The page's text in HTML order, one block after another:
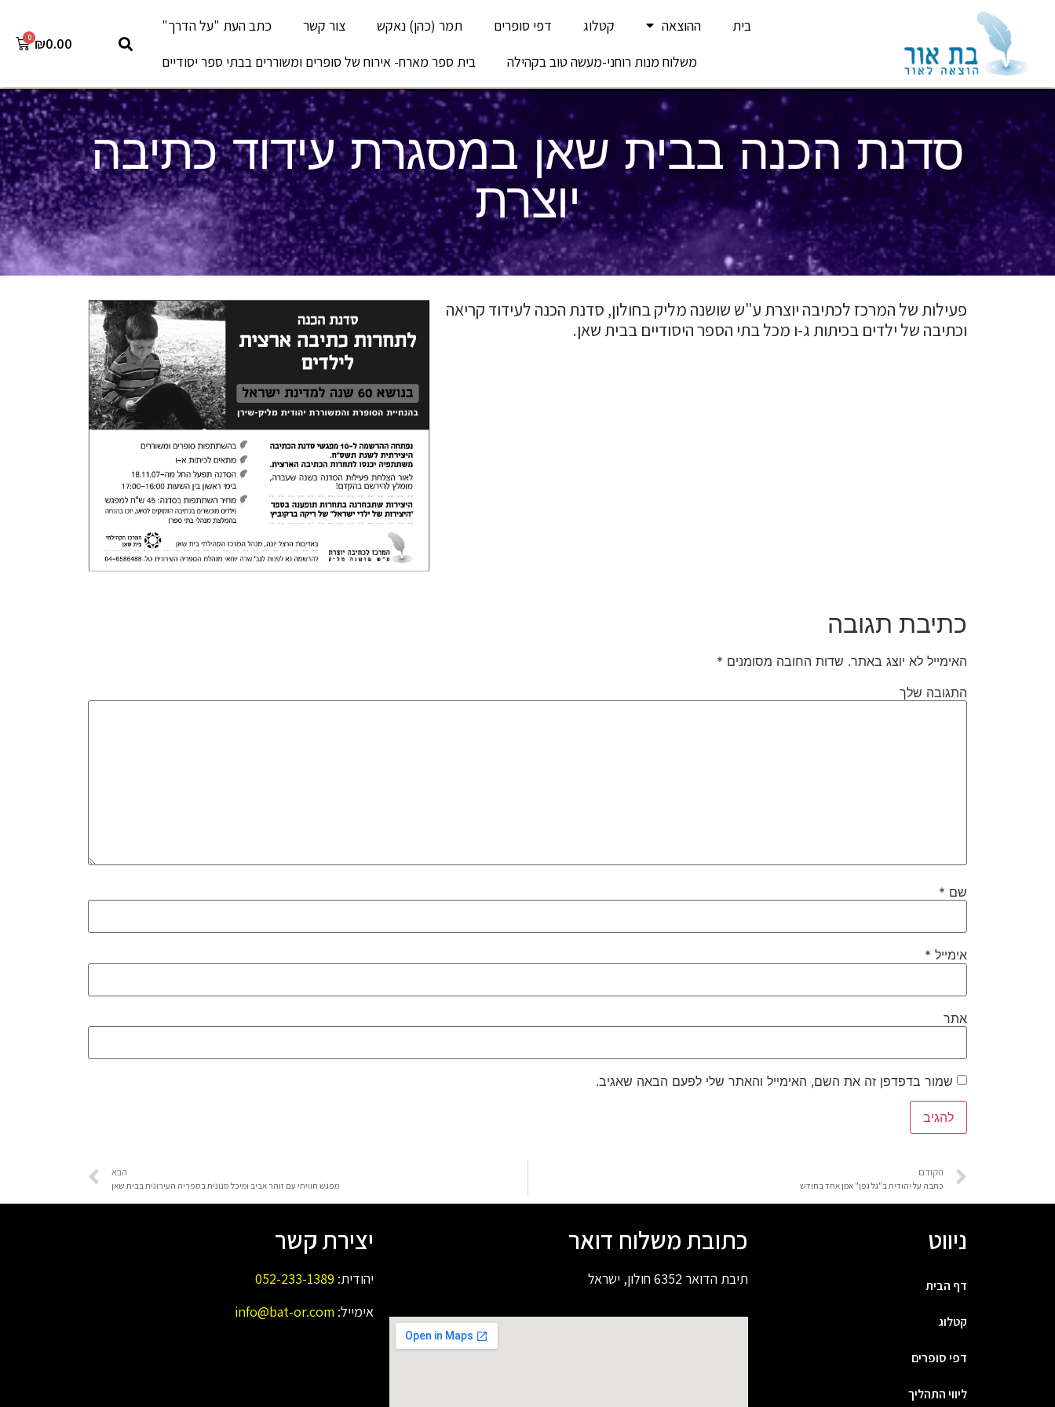
בית ההוצאה קטלוג דפי סופרים תמר (כהן) נאקש צור קשר
כתב העת "על הדרך"
משלוח מנות רוחני-מעשה טוב בקהילה
בית ספר מארח- אירוח של סופרים ומשוררים בבתי ספר יסודיים
₪0.00
סדנת הכנה בבית שאן במסגרת עידוד כתיבה
יוצרת
פעילות של המרכז לכתיבה יוצרת ע"ש שושנה מליק בחולון, סדנת הכנה לעידוד קריאה
וכתיבה של ילדים בכיתות ג-ו מכל בתי הספר היסודיים בבית שאן.
כתיבת תגובה
האימייל לא יוצג באתר. שדות החובה מסומנים *
התגובה שלך
שם *
אימייל *
אתר
שמור בדפדפן זה את השם, האימייל והאתר שלי לפעם הבאה שאגיב.
הקודם
כתבה על יהודית ב"גל גפן" אמן אחד בחודש
הבא
מפגש חוויתי עם זוהר אביב ומיכל סנונית בספריה העירונית בבית שאן
ניווט
דף הבית
קטלוג
דפי סופרים
ליווי התהליך
כתובת משלוח דואר
תיבת הדואר 6352 חולון, ישראל
יצירת קשר
יהודית: 052-233-1389
אימייל: info@bat-or.com